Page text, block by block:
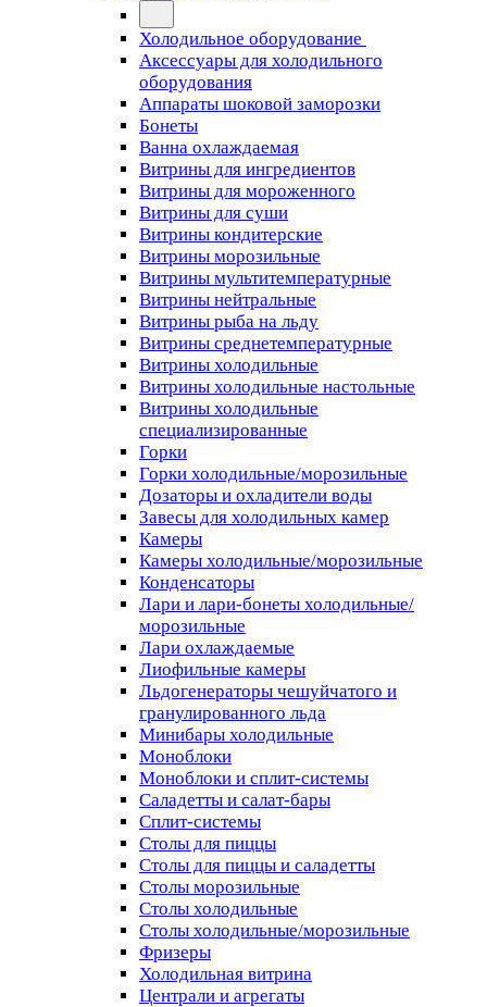
Холодильное оборудование
Аксессуары для холодильного
оборудования
Аппараты шоковой заморозки
Бонеты
Ванна охлаждаемая
Витрины для ингредиентов
Витрины для мороженного
Витрины для суши
Витрины кондитерские
Витрины морозильные
Витрины мультитемпературные
Витрины нейтральные
Витрины рыба на льду
Витрины среднетемпературные
Витрины холодильные
Витрины холодильные настольные
Витрины холодильные
специализированные
Горки
Горки холодильные/морозильные
Дозаторы и охладители воды
Завесы для холодильных камер
Камеры
Камеры холодильные/морозильные
Конденсаторы
Лари и лари-бонеты холодильные/
морозильные
Лари охлаждаемые
Лиофильные камеры
Льдогенераторы чешуйчатого и
гранулированного льда
Минибары холодильные
Моноблоки
Моноблоки и сплит-системы
Саладетты и салат-бары
Сплит-системы
Столы для пиццы
Столы для пиццы и саладетты
Столы морозильные
Столы холодильные
Столы холодильные/морозильные
Фризеры
Холодильная витрина
Централи и агрегаты